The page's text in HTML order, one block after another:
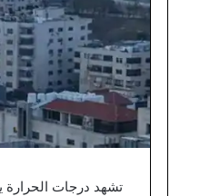
تشهد درجات الحرارة